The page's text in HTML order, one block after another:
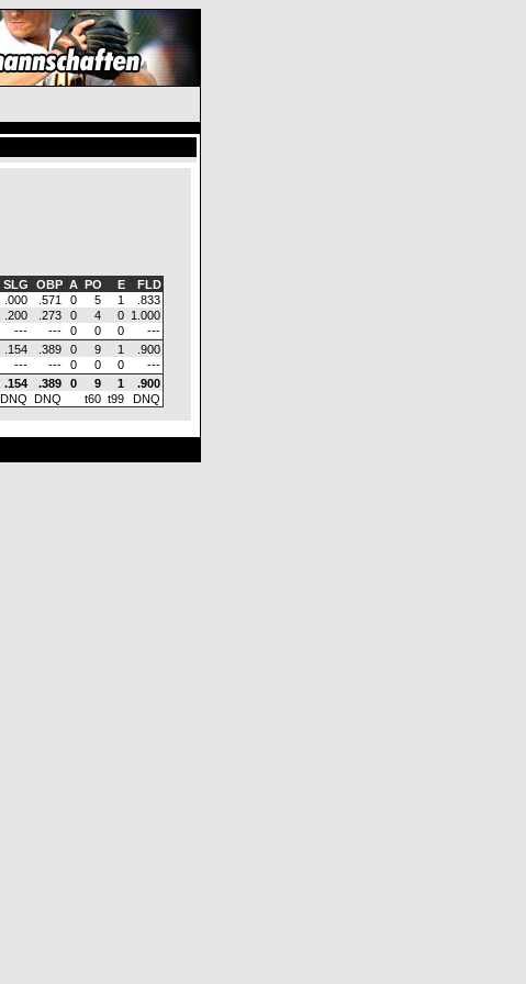
SLG OBP A PO E
FLD
.000 .571 0 5 1
.833
.200 .273 0 4 0 1.000
--- --- 0 0 0
---
.154 .389 0 9 1
.900
--- --- 0 0 0
---
.154 .389 0 9 1
.900
DNQ DNQ t60 t99 DNQ